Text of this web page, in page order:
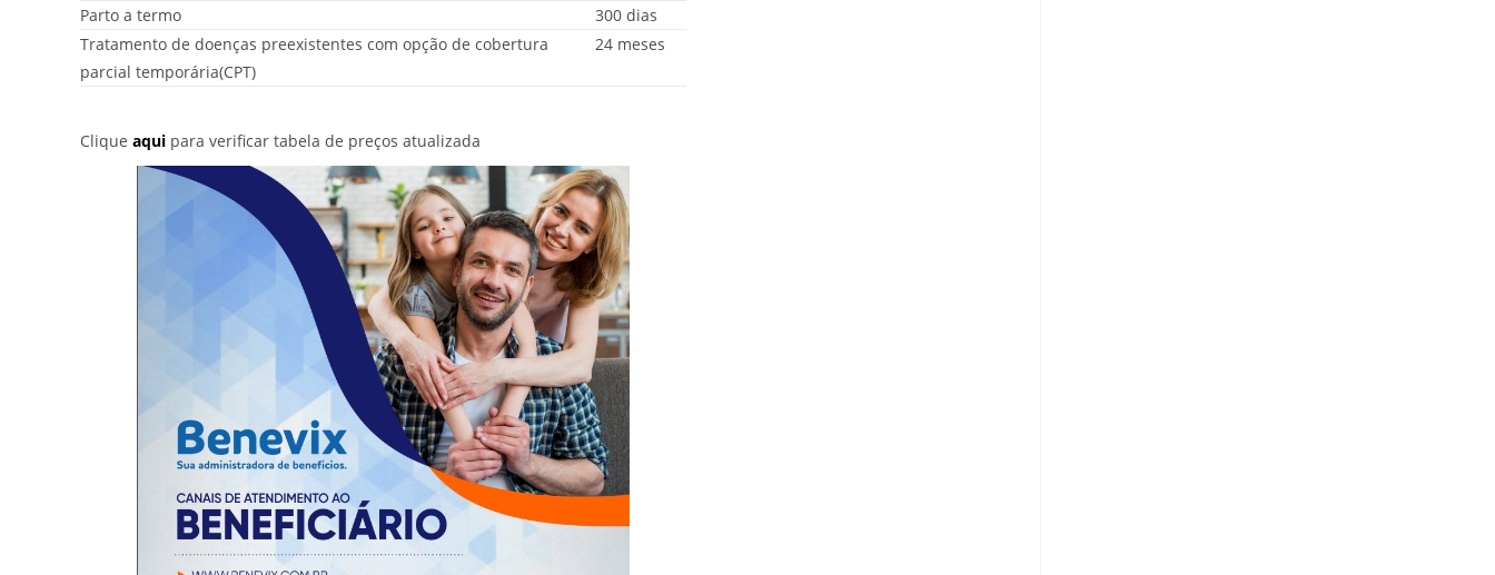
Parto a termo
300 dias
Tratamento de doenças preexistentes com opção de cobertura
parcial temporária(CPT)
24 meses
Clique aqui para verificar tabela de preços atualizada